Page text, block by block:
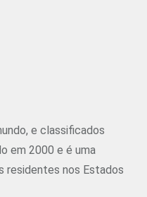
e classificados
em 2000 e é uma
residentes nos Estados